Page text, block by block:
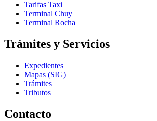
Tarifas Taxi
Terminal Chuy
Terminal Rocha
Trámites y Servicios
Expedientes
Mapas (SIG)
Trámites
Tributos
Contacto